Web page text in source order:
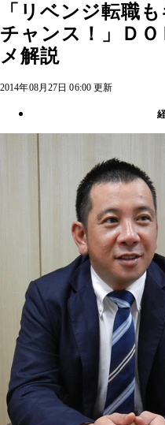
「リベンジ転職
チャンス！」Ｄ
メ解説
2014年08月27日 06:00 更新